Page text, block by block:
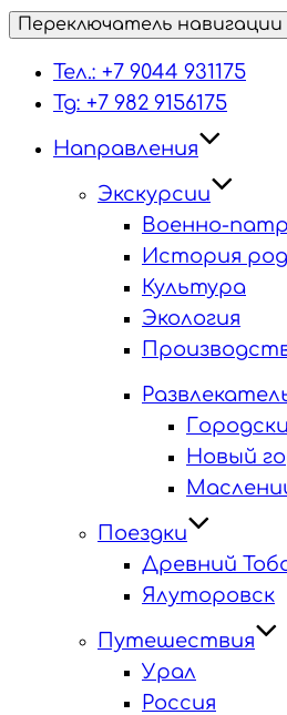
Переключатель навигации
Тел.: +7 9044 931175
Tg: +7 982 9156175
Направления
Экскурсии
Военно-
История
Культура
Экология
Новый
Поездки
Древний
Ялуторовск
Путешествия
Урал
Россия